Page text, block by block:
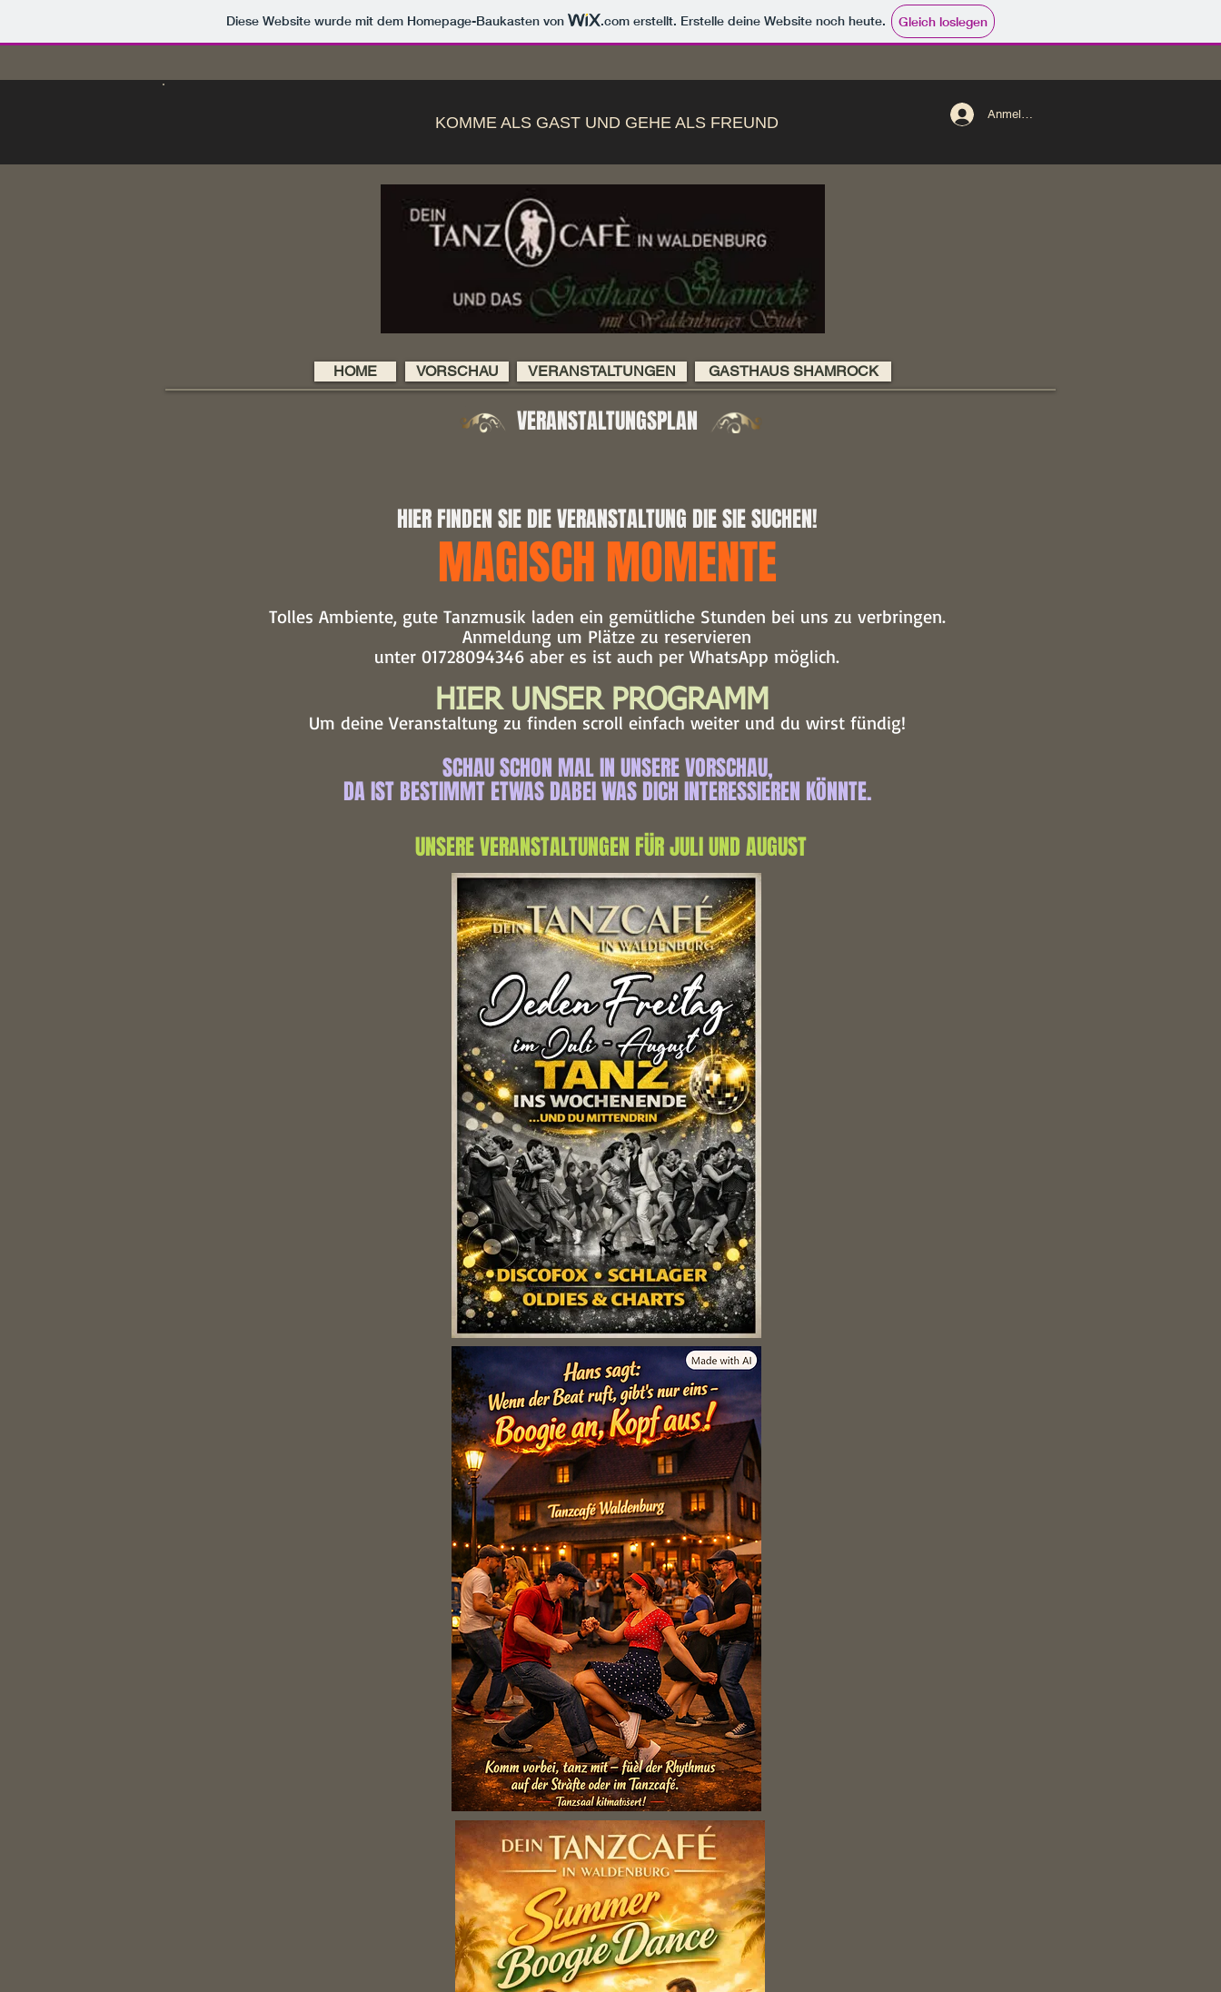
Diese Website wurde mit dem Homepage-Baukasten von .com erstellt. Erstelle deine Website noch heute. Gleich loslegen
KOMME ALS GAST UND GEHE ALS FREUND Anmelden
HOME VORSCHAU VERANSTALTUNGEN GASTHAUS SHAMROCK
VERANSTALTUNGSPLAN
HIER FINDEN SIE DIE VERANSTALTUNG DIE SIE SUCHEN!
Tolles Ambiente, gute Tanzmusik laden ein gemütliche Stunden bei uns zu verbringen.
Anmeldung um Plätze zu reservieren
unter 01728094346 aber es ist auch per WhatsApp möglich.
HIER UNSER PROGRAMM
Um deine Veranstaltung zu finden scroll einfach weiter und du wirst fündig!
MAGISCH MOMENTE
SCHAU SCHON MAL IN UNSERE VORSCHAU,
DA IST BESTIMMT ETWAS DABEI WAS DICH INTERESSIEREN KÖNNTE.
UNSERE VERANSTALTUNGEN FÜR JULI UND AUGUST